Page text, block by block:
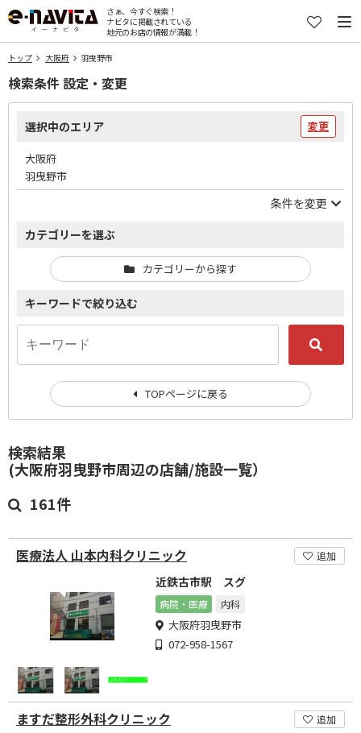
さぁ、今すぐ検索！
ナビタに掲載されている
地元のお店の情報が満載！
トップ 大阪府 羽曳野市
検索結果
(大阪府羽曳野市周辺の店舗/施設一覧）
161件
医療法人 山本内科クリニック 追加
近鉄古市駅 スグ
病院・医療 内科
大阪府羽曳野市
072-958-1567
ますだ整形外科クリニック 追加
検索条件 設定・変更
選択中のエリア 変更
大阪府
羽曳野市
条件を変更
カテゴリーを選ぶ
カテゴリーから探す
キーワードで絞り込む
TOPページに戻る